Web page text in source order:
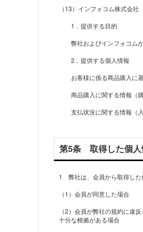
（13）インフォコム株式会
1．提供する目的
弊社およびインフォコムが
2．提供する個人情報
お客様に係る商品購入に基
商品購入に関する情報（購
支払状況に関する情報（入
第5条 取得した個人
1 弊社は、会員から取得した
（1）会員が同意した場合
（2）会員が弊社の規約に違
十分な根拠がある場合